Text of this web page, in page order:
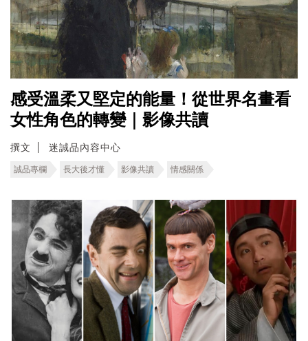
感受溫柔又堅定的能量！從世界名畫看
女性角色的轉變｜影像共讀
撰文 迷誠品內容中心
誠品專欄 長大後才懂 影像共讀 情感關係